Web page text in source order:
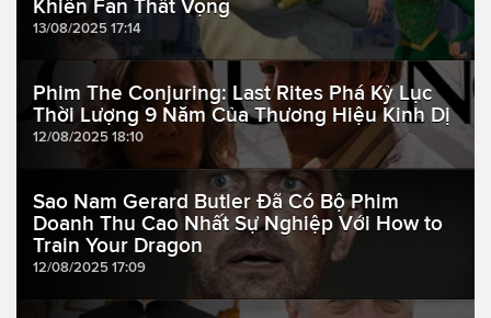
Khiến Fan Thất Vọng
13/08/2025 17:14
Phim The Conjuring: Last Rites Phá Kỷ Lục
Thời Lượng 9 Năm Của Thương Hiệu Kinh Dị
12/08/2025 18:10
Sao Nam Gerard Butler Đã Có Bộ Phim
Doanh Thu Cao Nhất Sự Nghiệp Với How to
Train Your Dragon
12/08/2025 17:09